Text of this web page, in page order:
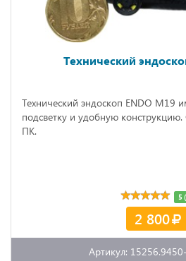
Технический
Технический эндоскоп ENDO M19
подсветку и удобную
ПК.
5
2 800
Артикул: